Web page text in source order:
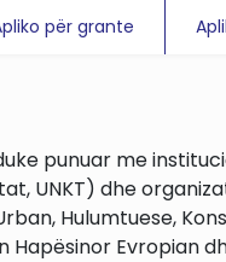
për grante
punuar me
UNKT) dhe
Hulumtuese,
Evropian